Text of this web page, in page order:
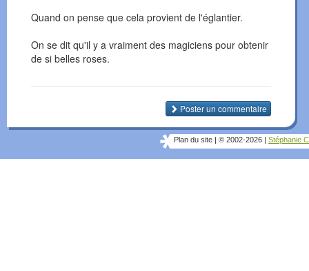
Quand on pense que cela provient de l'églantier.
On se dit qu'il y a vraiment des magiciens pour obtenir
de si belles roses.
Poster un commentaire
Plan du site | © 2002-2026 | Stéphanie C